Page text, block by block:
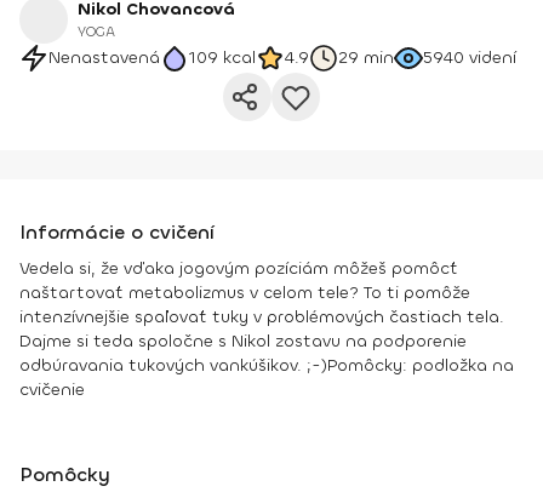
Nikol Chovancová
YOGA
Nenastavená 109 kcal 4.9 29 min 5940 videní
Informácie o cvičení
Vedela si, že vďaka jogovým pozíciám môžeš pomôcť
naštartovať metabolizmus v celom tele? To ti pomôže
intenzívnejšie spaľovať tuky v problémových častiach tela.
Dajme si teda spoločne s Nikol zostavu na podporenie
odbúravania tukových vankúšikov. ;-)Pomôcky: podložka na
cvičenie
Pomôcky